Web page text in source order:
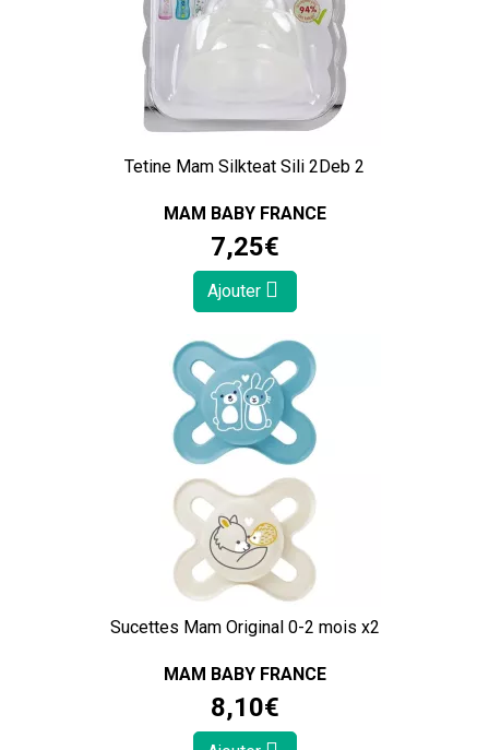
Tetine Mam Silkteat Sili 2Deb 2
MAM BABY FRANCE
7,25€
Ajouter
Sucettes Mam Original 0-2 mois x2
MAM BABY FRANCE
8,10€